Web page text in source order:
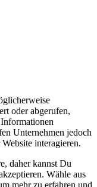
oder abgerufen,
Unternehmen jedoch
interagieren.
daher kannst Du
Wähle aus